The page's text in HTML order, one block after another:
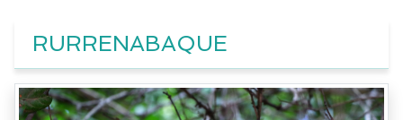
RURRENABAQUE